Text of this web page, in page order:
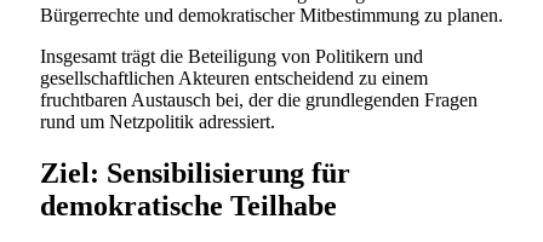
Bürgerrechte und demokratischer Mitbestimmung zu planen.
Insgesamt trägt die Beteiligung von Politikern und
gesellschaftlichen Akteuren entscheidend zu einem
fruchtbaren Austausch bei, der die grundlegenden Fragen
rund um Netzpolitik adressiert.
Ziel: Sensibilisierung für
demokratische Teilhabe